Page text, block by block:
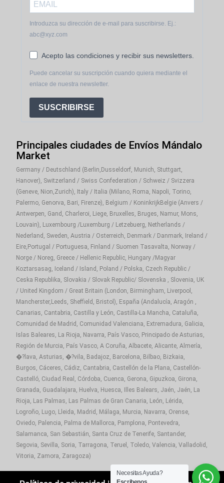
Introduzca su dirección de e-mail para suscribirse. Ej.:
abc@xyz.com
Acepto las condiciones y recibir sus newsletters.
Puede cancelar su suscripción cuando quiera mediante el
enlace de nuestra newsletter.
SUSCRIBIRSE
Principales ciudades de Envíos Mándalo
Market
Germany / Deutschland (Berlin,Dusseldorf, Munich, Stuttgart,
Hanover), Switzerland / Swiss Confederation / Schweiz / Svizzera
(Geneve, Nion,Zurich), Italy / Italia (Milano, Roma, Napoli, Torino,
Palermo, Genorva, Bari, Firenze), Belgium / KoninkrijkBelgie (Anvers /
Antwerpen, Gand, Charleroi, Liege, Bruxelles, Bruges, Namur, Mons,
Louvain), Luxembourg /Luxemburg / Letzebuerg, Netherlands /
Nederland, Sweden, Austria / Osterreich, Denmark / Danmark, Ireland /
Eire,Portugal / Portuguesa, Finland / Suomen Tasavalta, Norway /
Norge / Noreg, Greece / Hellenic Republic, Hungary /Magyar
Koztarsasag, Iceland / Island, Poland / Polska, Czech Republic /
Ceska Republika, Slovakia / Slovak Republic/ Slovenska , Slovenia, UK
/ United Kingdom / Great Britain (London, Birmingham, Liverpool,
Mancherster,Leeds, Sheffield, Bristol), España (Andalucía, Aragón ,
Canarias, Cantabria, Castilla y León, Castilla-La Mancha, Cataluña,
Comunidad de Madrid, Comunidad Valenciana, Extremadura, Galicia,
Islas Baleares, La Rioja, Navarra, País Vasco, Principado de Asturias,
Región de Murcia, País Vasco, A Coruña, Albacete, Alicante, Almería,
�?lava, Asturias, �?vila, Badajoz, Barcelona, Bilbao, Bizkaia,
Burgos, Cáceres, Cádiz, Cantabria, Castellón de la Plana, Castellón-
Castelló, Ciudad Real, Córdoba, Cuenca, Gerona, Gipuzkoa, Girona,
Granada, Guadalajara, Huelva, Huesca, Illes Balears, Jaén, Jaén, La
Rioja, Las Palmas, Las Palmas de Gran Canaria, León, Lérida,
Logroño, Lugo, Lleida, Madrid, Málaga, Murcia, Navarra, Orense,
Oviedo, Palencia, Palma de Mallorca, Pamplona, Pontevedra,
Salamanca, San Sebastián, Santa Cruz de Tenerife, Santander,
Segovia, Sevilla, Soria, Tarragona, Teruel, Toledo, Valencia, Valladolid,
Vitoria, Zamora, Zaragoza)
Necesitas Ayuda?